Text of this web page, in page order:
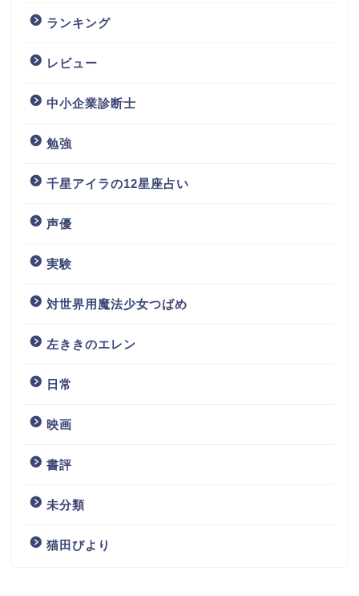
ランキング
レビュー
中小企業診断士
勉強
千星アイラの12星座占い
声優
実験
対世界用魔法少女つばめ
左ききのエレン
日常
映画
書評
未分類
猫田びより